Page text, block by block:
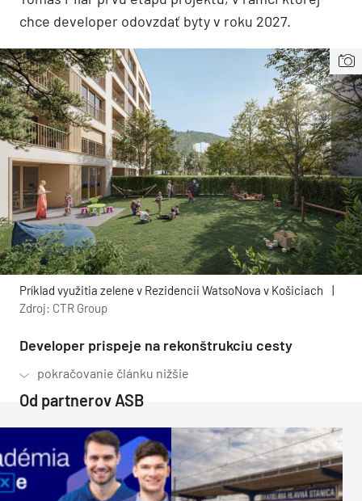
chce developer odovzdať byty v roku 2027.
Príklad využitia zelene v Rezidencii WatsoNova v Košiciach
|
Zdroj: CTR Group
Developer prispeje na rekonštrukciu cesty
Od partnerov ASB